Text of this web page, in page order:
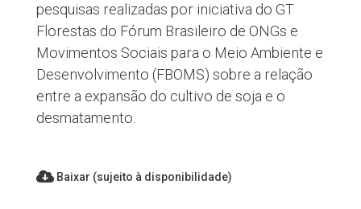
pesquisas realizadas por iniciativa do GT
Florestas do Fórum Brasileiro de ONGs e
Movimentos Sociais para o Meio Ambiente e
Desenvolvimento (FBOMS) sobre a relação
entre a expansão do cultivo de soja e o
desmatamento.
Baixar (sujeito à disponibilidade)